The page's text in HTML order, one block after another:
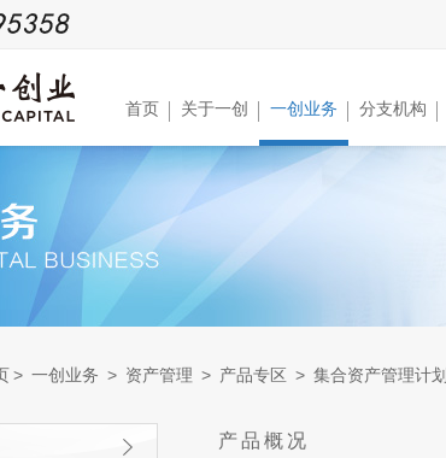
首页 关于一创 一创业务 分支机构
> 一创业务 > 资产管理 > 产品专区 > 集合资产管理计划
产品概况